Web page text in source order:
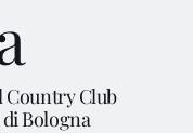
Country Club
Bologna